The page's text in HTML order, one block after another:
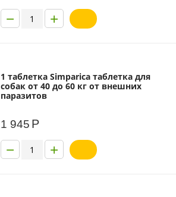
+
−
1 таблетка Simparica таблетка для
собак от 40 до 60 кг от внешних
паразитов
1 945 Р
+
−